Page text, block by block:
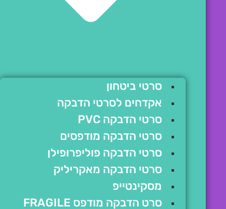
סרטי ביטחון
אקדחים לסרטי הדבקה
סרטי הדבקה PVC
סרטי הדבקה מודפסים
סרטי הדבקה פוליפרופילן
סרטי הדבקה מאקריליק
מסקינטייפ
סרט הדבקה מודפס FRAGILE